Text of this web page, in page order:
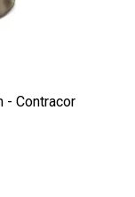
- Contracor